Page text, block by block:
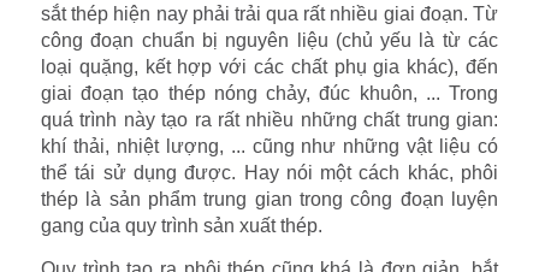
sắt thép hiện nay phải trải qua rất nhiều giai đoạn. Từ
công đoạn chuẩn bị nguyên liệu (chủ yếu là từ các
loại quặng, kết hợp với các chất phụ gia khác), đến
giai đoạn tạo thép nóng chảy, đúc khuôn, ... Trong
quá trình này tạo ra rất nhiều những chất trung gian:
khí thải, nhiệt lượng, ... cũng như những vật liệu có
thể tái sử dụng được. Hay nói một cách khác, phôi
thép là sản phẩm trung gian trong công đoạn luyện
gang của quy trình sản xuất thép.